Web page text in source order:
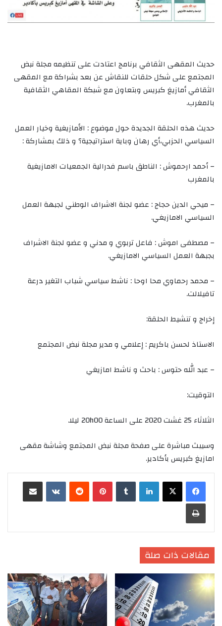
حديث المقهى الثقافي برنامج اعتادت على تنظيمه مجلة نبض
المجتمع على شكل حلقات للنقاش عن بعد بشراكة مع المقهى
الثقافي أمازيغ كبريس وبتعاون مع شبكة المقاهي الثقافية
بالمغرب.
حديث هذه الحلقة الجديدة حول موضوع : الأمازيغية وخيار العمل
السياسي الحزبي،أي رهان وباية استراتيجية؟ و ذلك بمشاركة :
– أحمد ارحموش : الناطق باسم فدرالية الجمعيات الامازيغية
بالمغرب
– ميحي الدين حجاج : عضو لجنة الاشراف الوطني لجبهة العمل
السياسي الامازيغي.
– مصطفى اموش : فاعل تربوي و مدني و عضو لجنة الاشراف
بجبهة العمل السياسي الامازيغي.
– محمد رحماوي محا اوحا : ناشط سياسي شباب التغير درعة
تافيلالت.
إخراج و تنشيط الحلقة:
الاستاذ لحسن باكريم : إعلامي و مدير مجلة نبض المجتمع
– عبد الله حتوس : باحث و ناشط امازيغي
التوقيت:
الثلاثاء 25 غشت 2020 على الساعة 20h00 ليلا.
وسيبث مباشرة على صفحة مجلة نبض المجتمع وشاشة مقهى
امازيغ كبريس بأكادير.
لينكدإن بينتيريست
طباعة
مقالات ذات صلة